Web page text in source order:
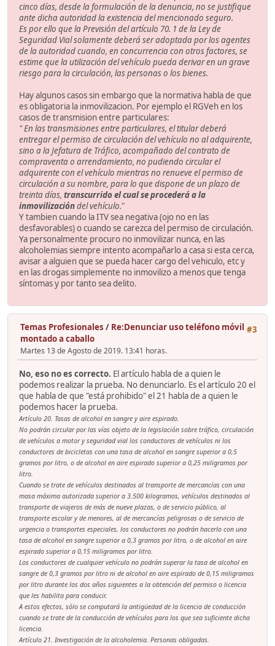
cinco días, desde la formulación de la denuncia, no se justifique
ante dicha autoridad la existencia del mencionado seguro.
Es por ello que la Previsión del artículo 70. 1 de la Ley de
Seguridad Vial solamente deberá ser adoptada por los agentes
de la autoridad cuando, en concurrencia con otros factores, se
estime que la utilización del vehículo pueda derivar en un grave
riesgo para la circulación, las personas o los bienes.
Hay algunos casos sin embargo que la normativa habla de que
es obligatoria la inmovilizacion. Por ejemplo el RGVeh en los
casos de transmision entre particulares:
" En las transmisiones entre particulares, el titular deberá
entregar el permiso de circulación del vehículo no al adquirente,
sino a la Jefatura de Tráfico, acompañado del contrato de
compraventa o arrendamiento, no pudiendo circular el
adquirente con el vehículo mientras no renueve el permiso de
circulación a su nombre, para lo que dispone de un plazo de
treinta días, transcurrido el cual se procederá a la
inmovilizacióndel vehículo."
Y tambien cuando la ITV sea negativa (ojo no en las
desfavorables) o cuando se carezca del permiso de circulación.
Ya personalmente procuro no inmovilizar nunca, en las
alcoholemias siempre intento acompañarlo a casa si esta cerca,
avisar a alguien que se pueda hacer cargo del vehiculo, etc y
en las drogas simplemente no inmovilizo a menos que tenga
síntomas y por tanto sea delito.
#3
Temas Profesionales / Re:Denunciar uso teléfono móvil
montado a caballo
Martes 13 de Agosto de 2019. 13:41 horas.
No, eso no es correcto. El artículo habla de a quien le
podemos realizar la prueba. No denunciarlo. Es el artículo 20 el
que habla de que "está prohibido" el 21 habla de a quien le
podemos hacer la prueba.
Artículo 20. Tasas de alcohol en sangre y aire espirado.
No podrán circular por las vías objeto de la legislación sobre tráfico, circulación
de vehículos a motor y seguridad vial los conductores de vehículos ni los
conductores de bicicletas con una tasa de alcohol en sangre superior a 0,5
gramos por litro, o de alcohol en aire espirado superior a 0,25 miligramos por
litro.
Cuando se trate de vehículos destinados al transporte de mercancías con una
masa máxima autorizada superior a 3.500 kilogramos, vehículos destinados al
transporte de viajeros de más de nueve plazas, o de servicio público, al
transporte escolar y de menores, al de mercancías peligrosas o de servicio de
urgencia o transportes especiales, los conductores no podrán hacerlo con una
tasa de alcohol en sangre superior a 0,3 gramos por litro, o de alcohol en aire
espirado superior a 0,15 miligramos por litro.
Los conductores de cualquier vehículo no podrán superar la tasa de alcohol en
sangre de 0,3 gramos por litro ni de alcohol en aire espirado de 0,15 miligramos
por litro durante los dos años siguientes a la obtención del permiso o licencia
que les habilita para conducir.
A estos efectos, sólo se computará la antigüedad de la licencia de conducción
cuando se trate de la conducción de vehículos para los que sea suficiente dicha
licencia.
Artículo 21. Investigación de la alcoholemia. Personas obligadas.